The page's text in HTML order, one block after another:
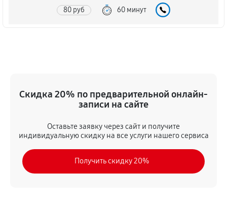
80 руб 60 минут
Скидка 20% по предварительной онлайн-
записи на сайте
Оставьте заявку через сайт и получите
индивидуальную скидку на все услуги нашего сервиса
Получить скидку 20%